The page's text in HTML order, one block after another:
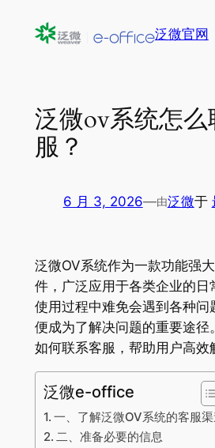
泛微官网
泛微ov系统怎么
服？
6 月 3, 2026—由泛微于
泛微OV系统作为一款功能强
件，广泛应用于各类企业的日
使用过程中难免会遇到各种问
便成为了解决问题的重要途径
如何联系客服，帮助用户高效
泛微e-office
一、了解泛微OV系统的客服
二、准备必要的信息